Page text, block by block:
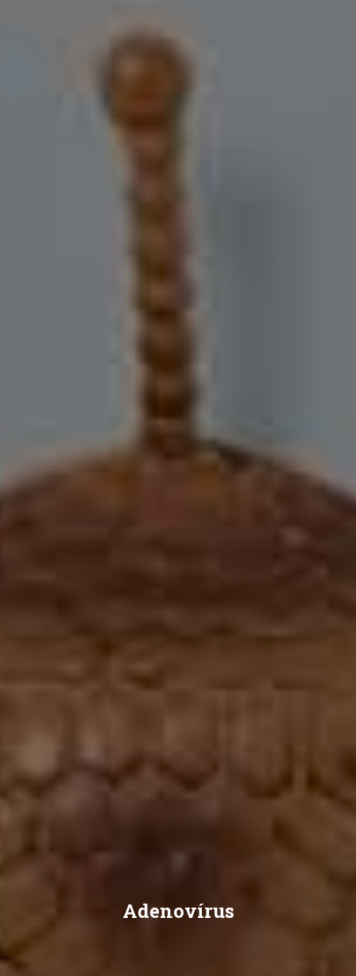
Adenovírus